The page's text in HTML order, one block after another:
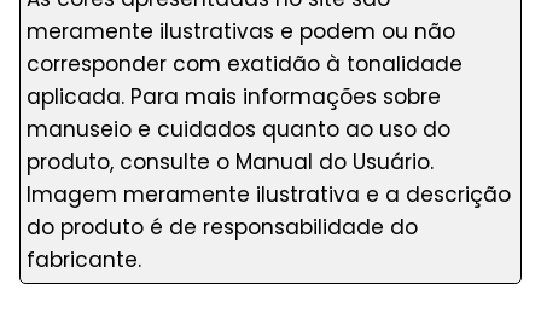
meramente ilustrativas e podem ou não
corresponder com exatidão à tonalidade
aplicada. Para mais informações sobre
manuseio e cuidados quanto ao uso do
produto, consulte o Manual do Usuário.
Imagem meramente ilustrativa e a descrição
do produto é de responsabilidade do
fabricante.